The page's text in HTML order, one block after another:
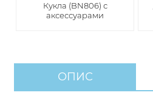
Кукла (BN806) с
аксессуарами
ОПИС